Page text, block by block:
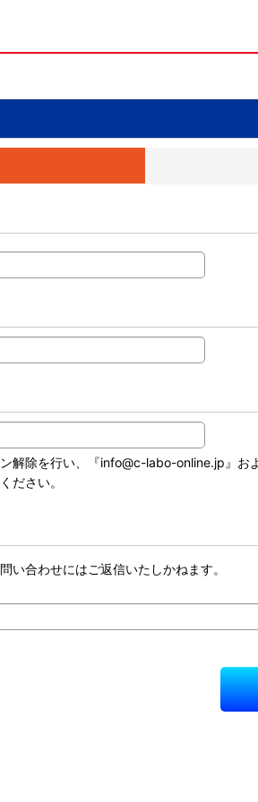
ン解除を行い、『info@c-labo-online.jp』
ださい。
い合わせにはご返信いたしかねます。